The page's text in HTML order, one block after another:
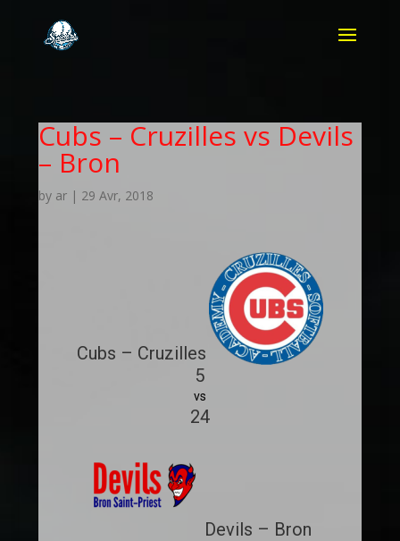
Cubs – Cruzilles vs Devils
– Bron
by ar| 29 Avr, 2018
Cubs – Cruzilles
5
vs
24
Devils – Bron